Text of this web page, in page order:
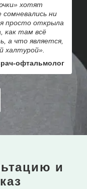
хотят
ни
просто открыла
как там всё
а что является,
халтурой».
офтальмолог
и